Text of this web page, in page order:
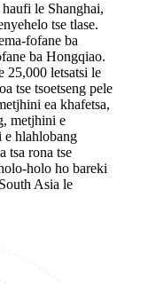
le Shanghai,
tse tlase.
fofane ba
ba Hongqiao.
25,000 letsatsi le
tse tsoetseng pele
ea khafetsa,
metjhini e
e hlahlobang
tsa rona tse
holo ho bareki
Asia le